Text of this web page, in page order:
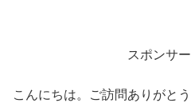
スポンサ
こんにちは。ご訪問ありがとう